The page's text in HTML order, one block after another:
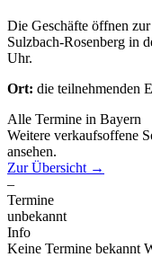
Die Geschäfte öffnen
Sulzbach-Rosenberg in
Uhr.
Ort: die teilnehmenden
Alle Termine in Bayern
Weitere verkaufsoffene
ansehen.
Zur Übersicht →
–
Termine
unbekannt
Info
Keine Termine bekannt